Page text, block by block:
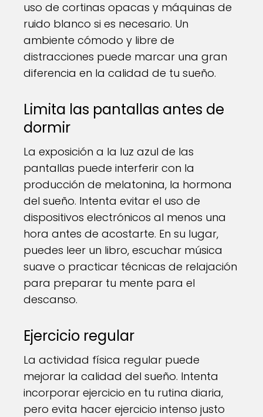
uso de cortinas opacas y máquinas de
ruido blanco si es necesario. Un
ambiente cómodo y libre de
distracciones puede marcar una gran
diferencia en la calidad de tu sueño.
Limita las pantallas antes de
dormir
La exposición a la luz azul de las
pantallas puede interferir con la
producción de melatonina, la hormona
del sueño. Intenta evitar el uso de
dispositivos electrónicos al menos una
hora antes de acostarte. En su lugar,
puedes leer un libro, escuchar música
suave o practicar técnicas de relajación
para preparar tu mente para el
descanso.
Ejercicio regular
La actividad física regular puede
mejorar la calidad del sueño. Intenta
incorporar ejercicio en tu rutina diaria,
pero evita hacer ejercicio intenso justo